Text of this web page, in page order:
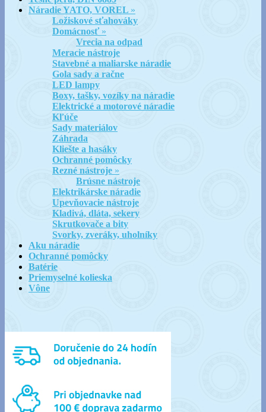
Náradie YATO, VOREL »
Ložiskové sťahováky
Domácnosť »
Vrecia na odpad
Meracie nástroje
Stavebné a maliarske náradie
Gola sady a račne
LED lampy
Boxy, tašky, vozíky na náradie
Elektrické a motorové náradie
Kľúče
Sady materiálov
Záhrada
Kliešte a hasáky
Ochranné pomôcky
Rezné nástroje »
Brúsne nástroje
Elektrikárske náradie
Upevňovacie nástroje
Kladivá, dláta, sekery
Skrutkovače a bity
Svorky, zveráky, uholníky
Aku náradie
Ochranné pomôcky
Batérie
Priemyselné kolieska
Vône